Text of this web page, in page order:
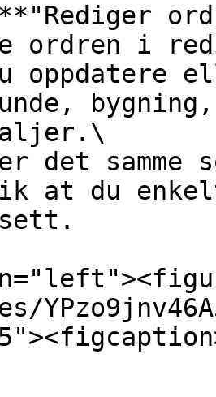
ordren i
oppdatere
det samme
at du